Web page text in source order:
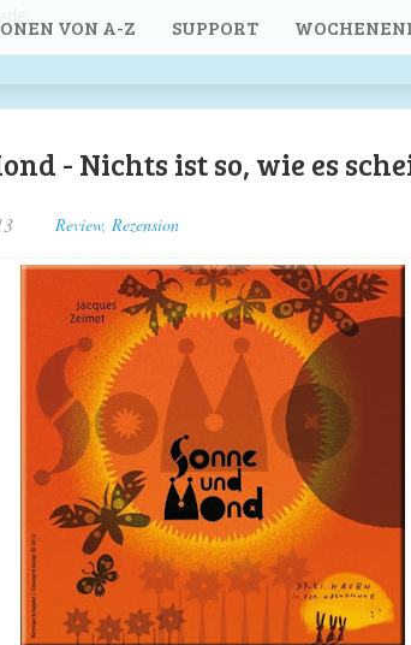
VON A-Z SUPPORT
- Nichts ist so, wie es
Review, Rezension